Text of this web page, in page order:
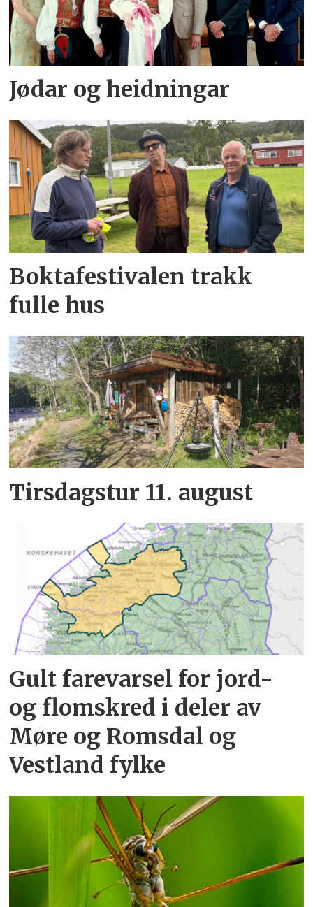
Jødar og heidningar
Boktafestivalen trakk
fulle hus
Tirsdagstur 11. august
Gult farevarsel for jord-
og flomskred i deler av
Møre og Romsdal og
Vestland fylke